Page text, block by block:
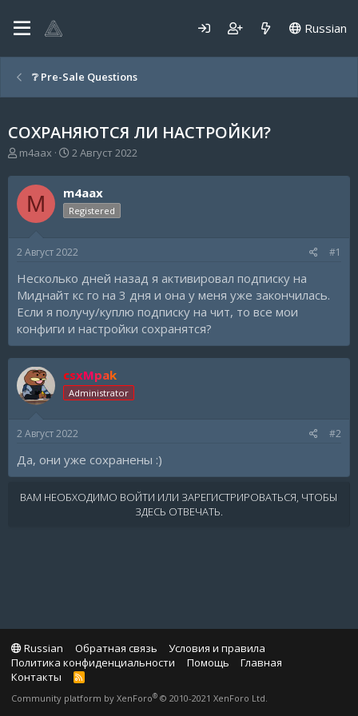
Russian
❔ Pre-Sale Questions
СОХРАНЯЮТСЯ ЛИ НАСТРОЙКИ?
А
т
о
р
т
м
m4aax
Д
т
а
н
а
а
2 Август 2022
M m4aax
Registered
2 Август 2022 #1
Несколько дней назад я активировал подписку на
Миднайт кс го на 3 дня и она у меня уже закончилась.
Если я получу/куплю подписку на чит, то все мои
конфиги и настройки сохранятся?
csxMpak
Administrator
2 Август 2022 #2
Да, они уже сохранены :)
ВАМ НЕОБХОДИМО ВОЙТИ ИЛИ ЗАРЕГИСТРИРОВАТЬСЯ, ЧТОБЫ
ЗДЕСЬ ОТВЕЧАТЬ.
Russian Обратная связь
Условия и правила
Политика конфиденциальности
Помощь
Главная
Контакты
R
S
Community platform by XenForo® © 2010-2021 XenForo Ltd.